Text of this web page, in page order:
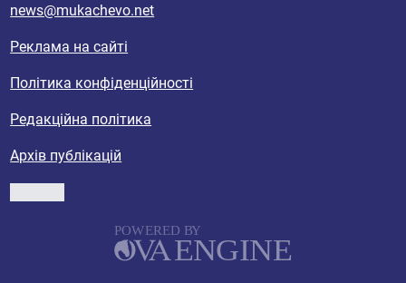
news@mukachevo.net
Реклама на сайті
Політика конфіденційності
Редакційна політика
Архів публікацій